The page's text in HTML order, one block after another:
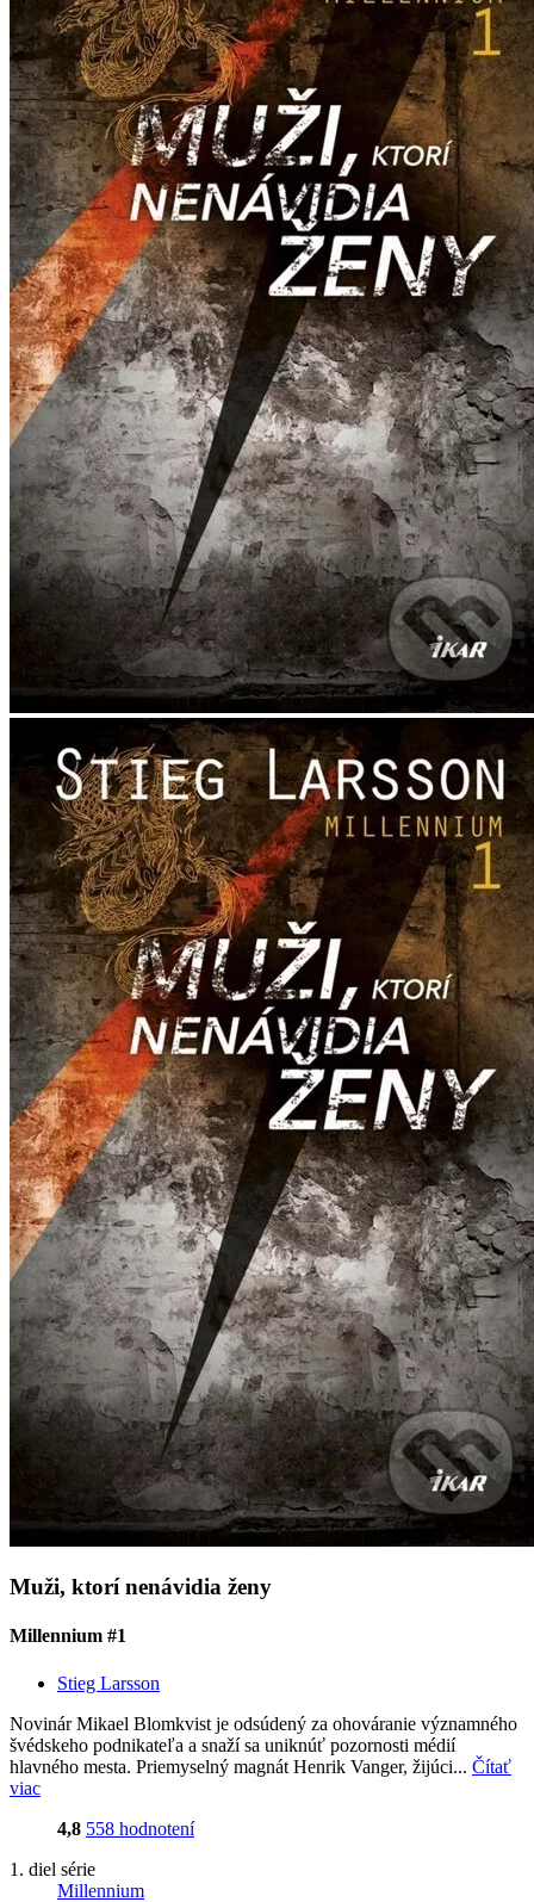
Muži, ktorí nenávidia ženy
Millennium #1
Stieg Larsson
Novinár Mikael Blomkvist je odsúdený za ohováranie významného
švédskeho podnikateľa a snaží sa uniknúť pozornosti médií
hlavného mesta. Priemyselný magnát Henrik Vanger, žijúci... Čítať
viac
4,8 558 hodnotení
1. diel série
Millennium